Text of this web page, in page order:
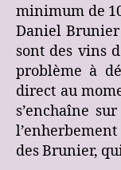
minimum de
Daniel Brunier
sont des vins
problème à
direct au
s’enchaîne
des Brunier,